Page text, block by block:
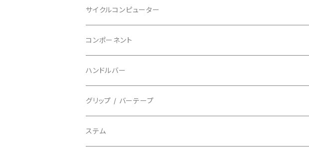
BBB/ビービービー
BELL/ベル
BIKEHAND/バイクハンド
BIO RACER/ビオレーサー
BIKEYOKE/バイクヨーク
グローブ
指切り
フルフィンガー
ソックス
シューズカバー
キャップ
その他
キッズ
グラベル
マウンテンバイク
フラットペダル用
ビンディングペダル用
インソール
サイクルコンピューター
ヘッドユニット
センサー
アクセサリー
コンポーネント
カセットスプロケット
シフターマウント
ステムスペーサー
ハンドルバー
ドロップハンドル
フラット/ライザーバー
グリップ / バーテープ
グリップ
ステム